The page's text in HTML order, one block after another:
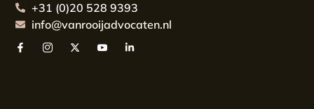
+31 (0)20 528 9393
info@vanrooijadvocaten.nl